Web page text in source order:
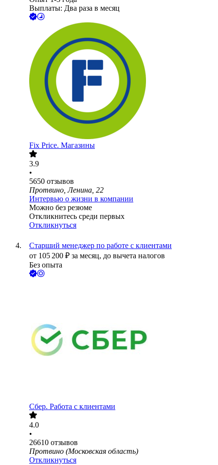
Выплаты: Два раза в месяц
Fix Price. Магазины
3.9
•
5650 отзывов
Протвино, Ленина, 22
Интервью о жизни в компании
Можно без резюме
Откликнитесь среди первых
Откликнуться
Старший менеджер по работе с клиентами
от 105 200 ₽ за месяц, до вычета налогов
Без опыта
Сбер. Работа с клиентами
4.0
•
26610 отзывов
Протвино (Московская область)
Откликнуться